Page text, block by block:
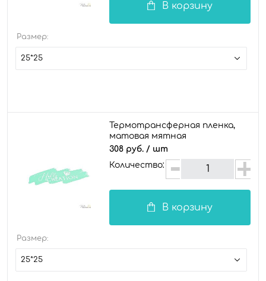
В корзину
Размер:
25*25
Термотрансферная пленка,
матовая мятная
308 руб. / шт
Количество:
В корзину
Размер:
25*25